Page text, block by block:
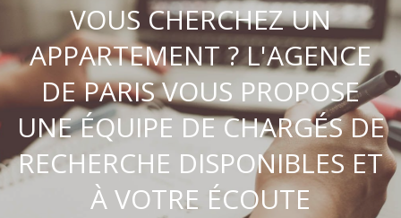
VOUS CHERCHEZ UN
APPARTEMENT ? L'AGENCE
DE PARIS VOUS PROPOSE
UNE ÉQUIPE DE CHARGÉS DE
RECHERCHE DISPONIBLES ET
À VOTRE ÉCOUTE